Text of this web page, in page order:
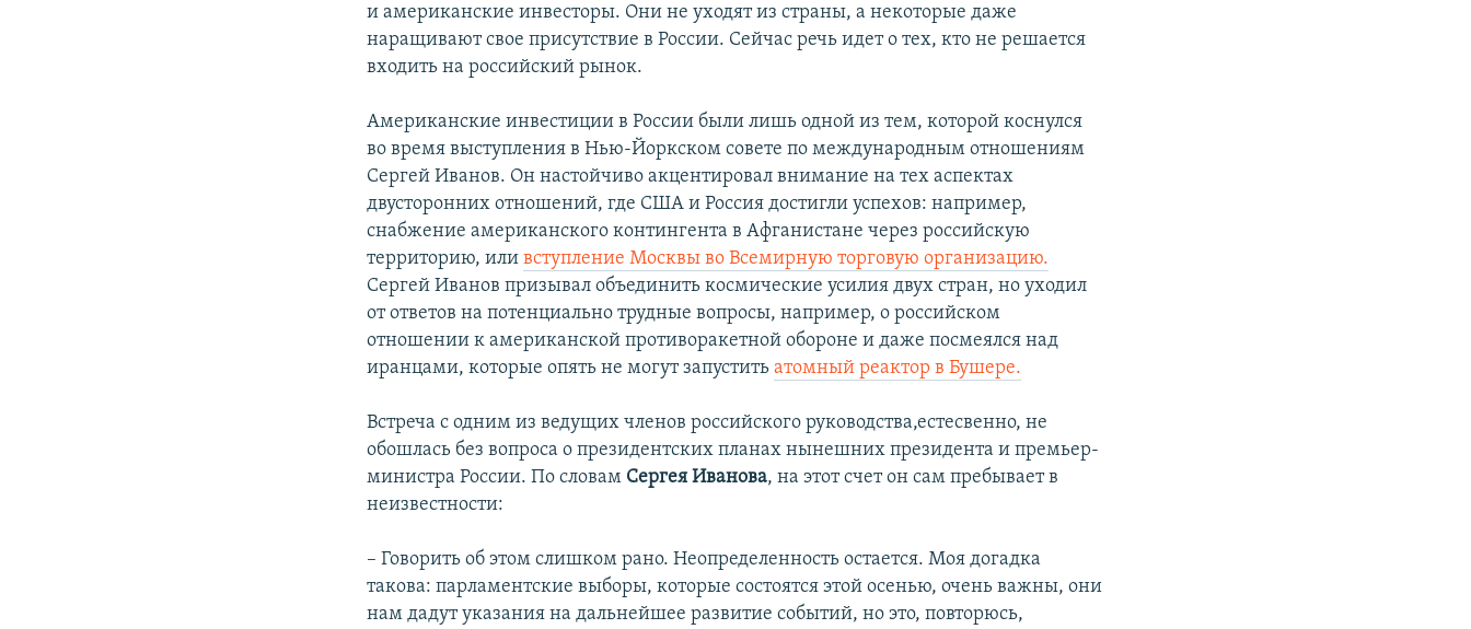
и американские инвесторы. Они не уходят из страны, а некоторые даже
наращивают свое присутствие в России. Сейчас речь идет о тех, кто не решается
входить на российский рынок.
Американские инвестиции в России были лишь одной из тем, которой коснулся
во время выступления в Нью-Йоркском совете по международным отношениям
Сергей Иванов. Он настойчиво акцентировал внимание на тех аспектах
двусторонних отношений, где США и Россия достигли успехов: например,
снабжение американского контингента в Афганистане через российскую
территорию, иливступление Москвы во Всемирную торговую организацию.
Сергей Иванов призывал объединить космические усилия двух стран, но уходил
от ответов на потенциально трудные вопросы, например, о российском
отношении к американской противоракетной обороне и даже посмеялся над
иранцами, которые опять не могут запуститьатомный реактор в Бушере.
Встреча с одним из ведущих членов российского руководства,естесвенно, не
обошлась без вопроса о президентских планах нынешних президента и премьер-
министра России. По словам Сергея Иванова, на этот счет он сам пребывает в
неизвестности:
– Говорить об этом слишком рано. Неопределенность остается. Моя догадка
такова: парламентские выборы, которые состоятся этой осенью, очень важны, они
нам дадут указания на дальнейшее развитие событий, но это, повторюсь,